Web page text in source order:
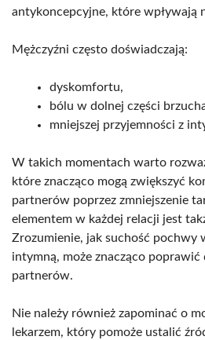
antykoncepcyjne, które wpływają
Mężczyźni często doświadczają:
dyskomfortu,
bólu w dolnej części
mniejszej przyjemności z
W takich momentach warto
które znacząco mogą zwiększyć
partnerów poprzez zmniejszenie
elementem w każdej relacji jest
Zrozumienie, jak suchość pochwy
intymną, może znacząco poprawić
partnerów.
Nie należy również zapominać o
lekarzem, który pomoże ustalić